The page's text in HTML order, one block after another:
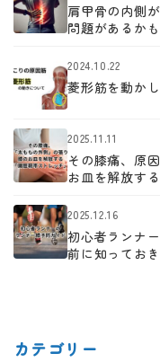
肩甲骨の内側
問題があるか
2024.10.22
菱形筋を動か
2025.11.11
その膝痛、原
お皿を解放す
2025.12.16
初心者ランナ
前に知ってお
カテゴリー